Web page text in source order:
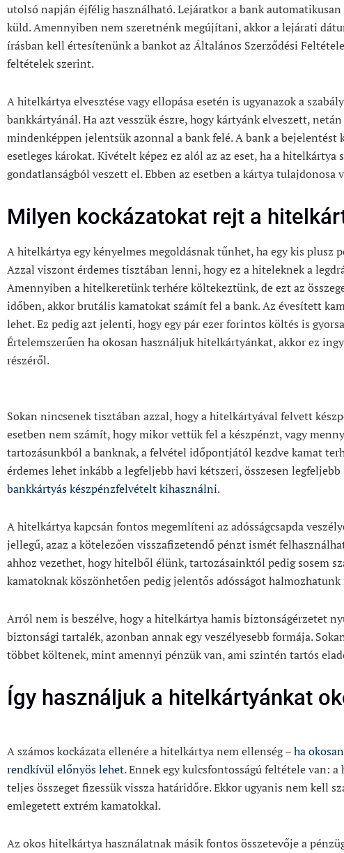
utolsó napján éjfélig használható. Lejáratkor a bank
küld. Amennyiben nem szeretnénk megújítani, akkora lejárati
írásban kell értesítenünk a bankot az Általános Szerződési
feltételek szerint.
A hitelkártya elvesztése vagy ellopása esetén is ugyanazok a
bankkártyánál. Ha azt vesszük észre, hogy kártyánk elveszett,
mindenképpen jelentsük azonnal a bank felé. A bank a bejelentést
esetleges károkat.Kivételt képez ez alól az az eset, ha a hitelkártya
gondatlanságból veszett el. Ebben az esetben a kártya tulajdonosa
Milyen kockázatokat rejt a
A hitelkártya egy kényelmes megoldásnak tűnhet, ha egy kis plusz
Azzal viszont érdemes tisztában lenni, hogy ez a hiteleknek a
Amennyiben a hitelkeretünk terhére költekeztünk, de ezt az
időben, akkor brutális kamatokat számít fel a bank. Az évesített
lehet. Ez pedig azt jelenti, hogy egy pár ezer forintos költés is
Értelemszerűen ha okosan használjuk hitelkártyánkat, akkor ez
részéről.
Sokan nincsenek tisztában azzal, hogy a hitelkártyával felvett
esetben nem számít, hogy mikor vettük fel a készpénzt, vagy
tartozásunkból a banknak, a felvétel időpontjától kezdve kamat
érdemes lehet inkább a legfeljebb havi kétszeri, összesen
bankkártyás készpénzfelvételt kihasználni.
A hitelkártya kapcsán fontos megemlíteni az adósságcsapda
jellegű, azaz a kötelezően visszafizetendő pénzt ismét
ahhoz vezethet, hogy hitelből élünk, tartozásainktól pedig sosem
kamatoknak köszönhetően pedig jelentős adósságot halmozhatunk
Arról nem is beszélve, hogy a hitelkártya hamis biztonságérzetet
biztonsági tartalék, azonban annak egy veszélyesebb formája.
többet költenek, mint amennyi pénzük van, ami szintén tartós
Így használjuk a hitelkártyánkat
A számos kockázata ellenére a hitelkártya nem ellenség –ha
rendkívül előnyös lehet. Ennek egy kulcsfontosságú feltétele van:
teljes összeget fizessük vissza határidőre. Ekkor ugyanis nem kell
emlegetett extrém kamatokkal.
Az okos hitelkártya használatnak másik fontos összetevője a